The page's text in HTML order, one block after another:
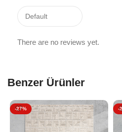
There are no reviews yet.
Benzer Ürünler
-27% -